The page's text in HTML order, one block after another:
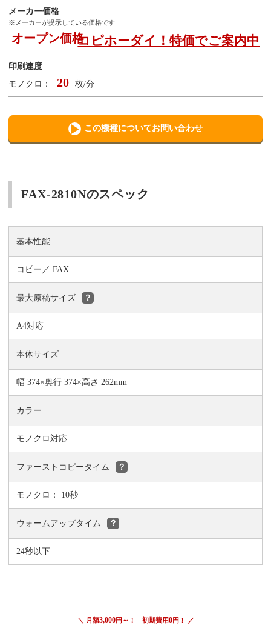
メーカー価格
※メーカーが提示している価格です
オープン価格コピホーダイ！特価でご案内中
印刷速度
モノクロ：
20 枚/分
この機種についてお問い合わせ
FAX-2810Nのスペック
基本性能
コピー FAX
最大原稿サイズ ？
A4対応
本体サイズ
幅 374×奥行 374×高さ 262mm
カラー
モノクロ対応
ファーストコピータイム ？
モノクロ： 10秒
ウォームアップタイム ？
24秒以下
＼ 月額3,000円～！ 初期費用0円！ ／